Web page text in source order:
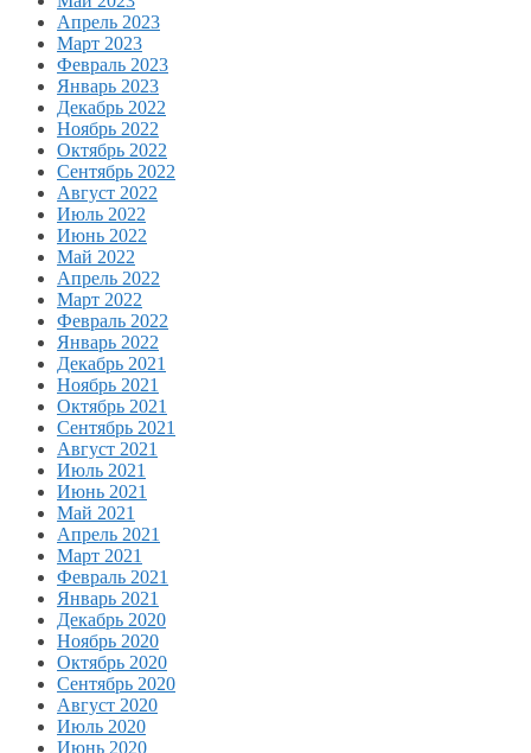
Апрель 2023
Март 2023
Февраль 2023
Январь 2023
Декабрь 2022
Ноябрь 2022
Октябрь 2022
Сентябрь 2022
Август 2022
Июль 2022
Июнь 2022
Май 2022
Апрель 2022
Март 2022
Февраль 2022
Январь 2022
Декабрь 2021
Ноябрь 2021
Октябрь 2021
Сентябрь 2021
Август 2021
Июль 2021
Июнь 2021
Май 2021
Апрель 2021
Март 2021
Февраль 2021
Январь 2021
Декабрь 2020
Ноябрь 2020
Октябрь 2020
Сентябрь 2020
Август 2020
Июль 2020
Июнь 2020